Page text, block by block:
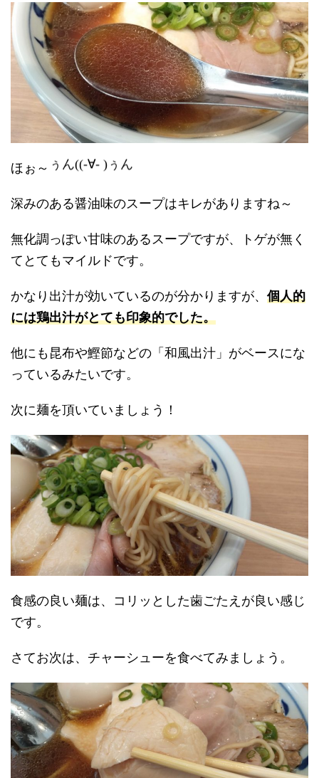
ほぉ～ ぅん((-∀- )ぅん
深みのある醤油味のスープはキレがありますね～
無化調っぽい甘味のあるスープですが、トゲが無く
てとてもマイルドです。
かなり出汁が効いているのが分かりますが、 個人的
には鶏出汁がとても印象的でした。
他にも昆布や鰹節などの「和風出汁」がベースにな
っているみたいです。
次に麺を頂いていましょう！
食感の良い麺は、コリッとした歯ごたえが良い感じ
です。
さてお次は、チャーシューを食べてみましょう。